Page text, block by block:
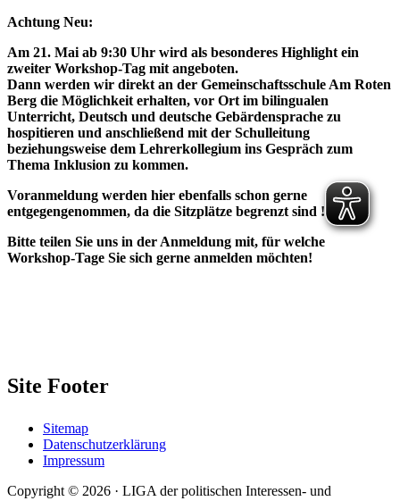
Achtung Neu:
Am 21. Mai ab 9:30 Uhr wird als besonderes Highlight ein
zweiter Workshop-Tag mit angeboten.
Dann werden wir direkt an der Gemeinschaftsschule Am Roten
Berg die Möglichkeit erhalten, vor Ort im bilingualen
Unterricht, Deutsch und deutsche Gebärdensprache zu
hospitieren und anschließend mit der Schulleitung
beziehungsweise dem Lehrerkollegium ins Gespräch zum
Thema Inklusion zu kommen.
Voranmeldung werden hier ebenfalls schon gerne
entgegengenommen, da die Sitzplätze begrenzt sind !
Bitte teilen Sie uns in der Anmeldung mit, für welche
Workshop-Tage Sie sich gerne anmelden möchten!
Site Footer
Sitemap
Datenschutzerklärung
Impressum
Copyright © 2026 · LIGA der politischen Interessen- und